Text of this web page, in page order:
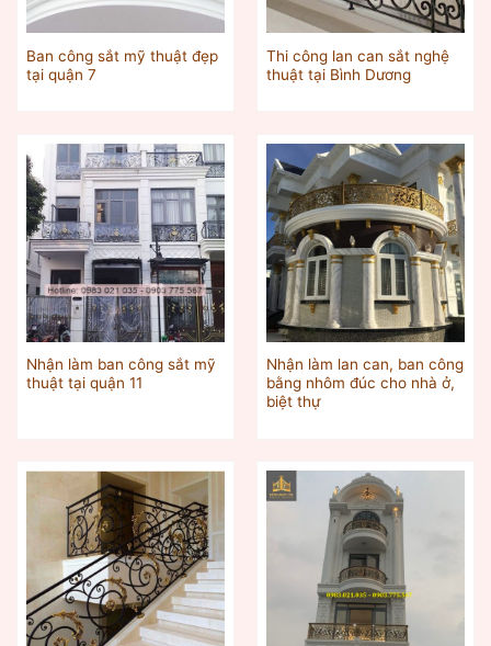
Ban công sắt mỹ thuật đẹp
tại quận 7
Thi công lan can sắt nghệ
thuật tại Bình Dương
Nhận làm ban công sắt mỹ
thuật tại quận 11
Nhận làm lan can, ban công
bằng nhôm đúc cho nhà ở,
biệt thự